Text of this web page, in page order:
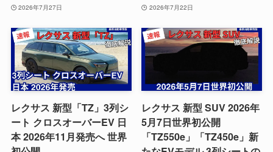
2026年7月27日 2026年7月22日
レクサス 新型「TZ」3列シ
ート クロスオーバーEV 日
本 2026年11月発売へ 世界
レクサス 新型 SUV 2026年
5月7日世界初公開
「TZ550e」「TZ450e」新